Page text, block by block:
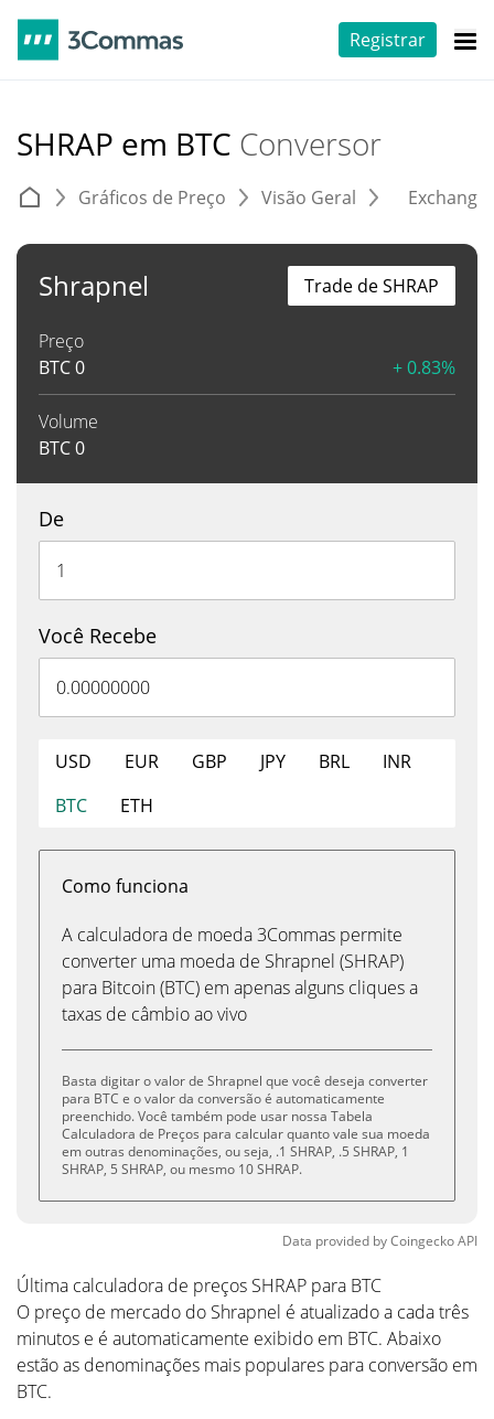
Registrar
SHRAP em BTC Conversor
Gráficos de Preço Visão Geral
Shrapnel
Preço
BTC0 + 0.83%
Volume
BTC0
Trade de SHRAP
De
Você Recebe
USD EUR GBP JPY BRL
INR
BTC
ETH
Como funciona
A calculadora de moeda 3Commas permite
converter uma moeda de Shrapnel (SHRAP)
para Bitcoin (BTC) em apenas alguns cliques a
taxas de câmbio ao vivo
Basta digitar o valor de Shrapnel que você deseja converter
para BTC e o valor da conversão é automaticamente
preenchido. Você também pode usar nossa Tabela
Calculadora de Preços para calcular quanto vale sua moeda
em outras denominações, ou seja, .1 SHRAP, .5 SHRAP, 1
SHRAP, 5 SHRAP, ou mesmo 10 SHRAP.
Data provided byCoingeckoAPI
Última calculadora de preços SHRAP para BTC
O preço de mercado do Shrapnel é atualizado a cada três
minutos e é automaticamente exibido em BTC. Abaixo
estão as denominações mais populares para conversão em
BTC.